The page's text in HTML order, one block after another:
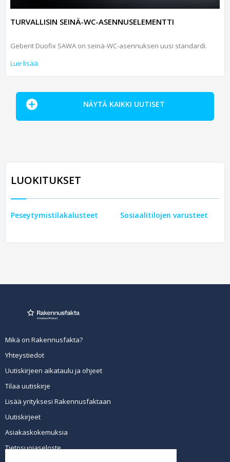
TURVALLISIN SEINÄ-WC-ASENNUSELEMENTTI
Geberit Duofix SAWA on seinä-WC-asennuksen uusi standardi.
Lue lisää
NÄYTÄ KAIKKI UUTISET
LUOKITUKSET
Peseytymistilakalusteet Sosiaalitilojen varusteet
Mikä on Rakennusfakta?
Yhteystiedot
Uutiskirjeen aikataulu ja ohjeet
Tilaa uutiskirje
Lisää yrityksesi Rakennusfaktaan
Uutiskirjeet
Asiakaskokemuksia
Tietosuojaseloste